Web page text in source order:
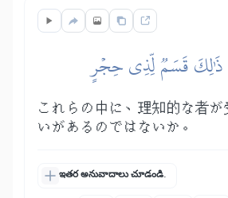
ذَٰلِكَ قَسَمٞ لِّذِي حِجۡرٍ
これらの中に、理知的な者
いがあるのではないか。
ఇతర అనువాదాలు చూడండి.